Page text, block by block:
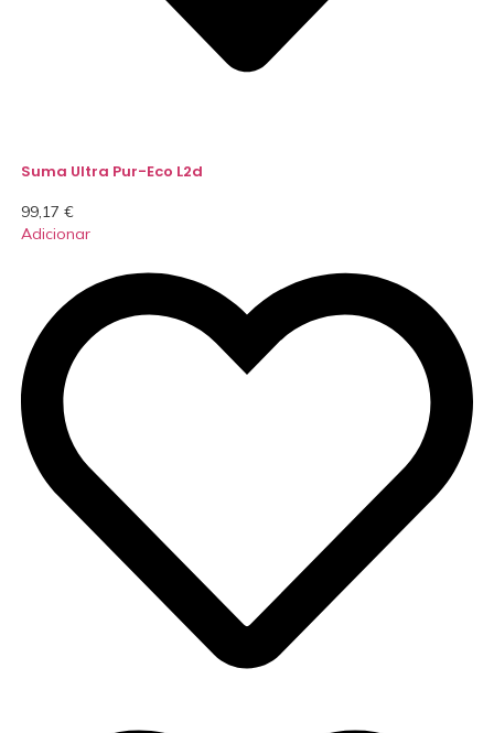
Suma Ultra Pur-Eco L2d
99,17 €
Adicionar